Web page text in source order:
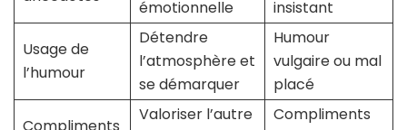
émotionnelle
insistant
Usage de
l’humour
Détendre
l’atmosphère et
se démarquer
Humour
vulgaire ou mal
placé
Valoriser l’autre
Compliments